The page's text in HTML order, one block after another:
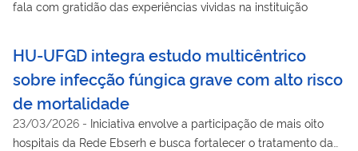
fala com gratidão das experiências vividas na instituição
HU-UFGD integra estudo multicêntrico
sobre infecção fúngica grave com alto risco
de mortalidade
23/03/2026 - Iniciativa envolve a participação de mais oito
hospitais da Rede Ebserh e busca fortalecer o tratamento da